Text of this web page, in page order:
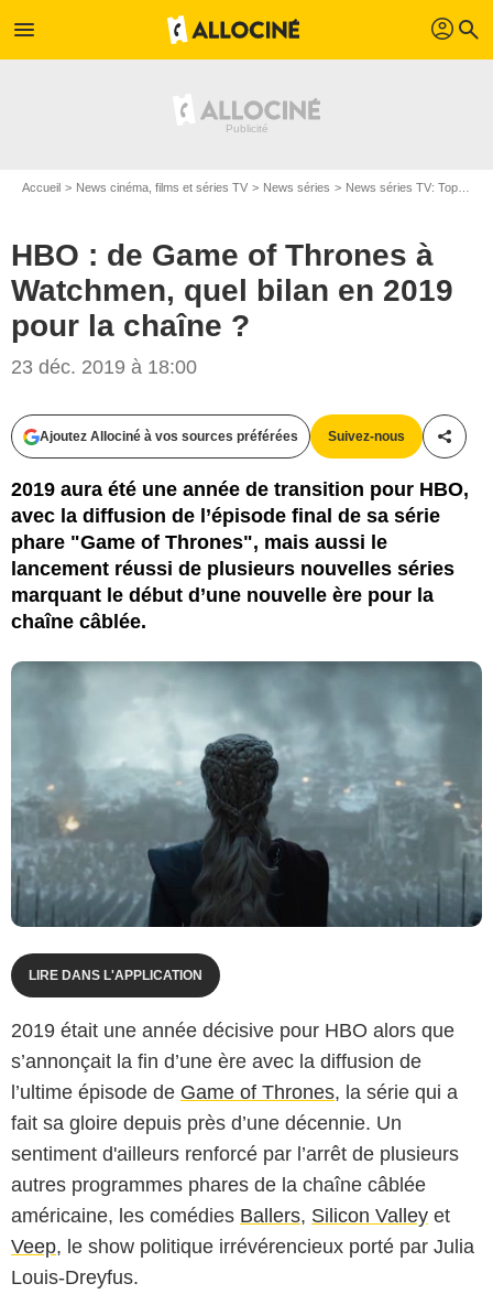
menu profil search
Accueil News cinéma, films et séries TV News séries News séries TV: Top et Flop
HBO : de Game of Thrones à
Watchmen, quel bilan en 2019
pour la chaîne ?
23 déc. 2019 à 18:00
Ajoutez Allociné à vos sources préférées Suivez-nous
2019 aura été une année de transition pour HBO,
avec la diffusion de l’épisode final de sa série
phare "Game of Thrones", mais aussi le
lancement réussi de plusieurs nouvelles séries
marquant le début d’une nouvelle ère pour la
chaîne câblée.
LIRE DANS L'APPLICATION
2019 était une année décisive pour HBO alors que
s’annonçait la fin d’une ère avec la diffusion de
l’ultime épisode de Game of Thrones, la série qui a
fait sa gloire depuis près d’une décennie. Un
sentiment d'ailleurs renforcé par l’arrêt de plusieurs
autres programmes phares de la chaîne câblée
américaine, les comédies Ballers, Silicon Valley et
Veep, le show politique irrévérencieux porté par Julia
Louis-Dreyfus.